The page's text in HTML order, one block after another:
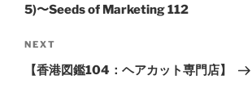
5)〜Seeds of Marketing 112
NEXT
【香港図鑑104：ヘアカット専門店】